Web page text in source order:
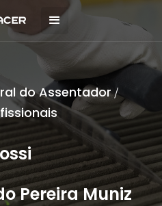
do Assentador/
Pereira Muniz